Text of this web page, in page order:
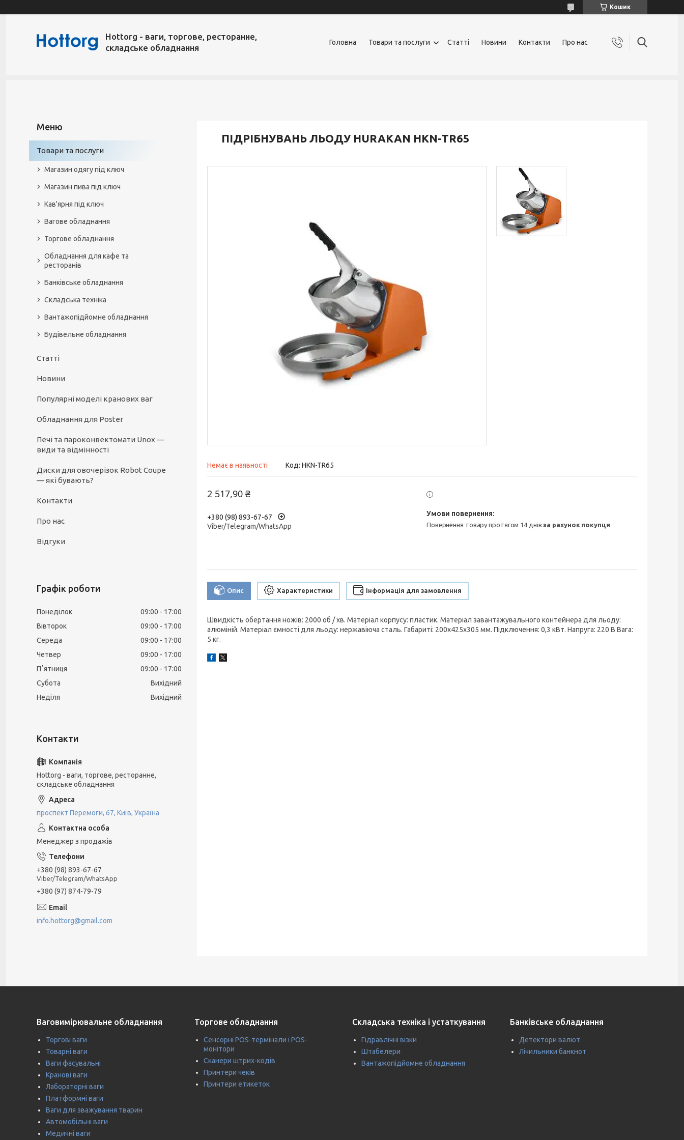
Кошик
Hottorg - ваги, торгове, ресторанне,
складське обладнання
Головна Товари та послуги Статті Новини Контакти Про нас
ПІДРІБНУВАНЬ ЛЬОДУ HURAKAN HKN-TR65
Немає в наявності Код: HKN-TR65
2 517,90 ₴
+380 (98) 893-67-67
Viber/Telegram/WhatsApp
повернення товару протягом 14 днівза рахунок покупця
Опис Характеристики Інформація для замовлення
Швидкість обертання ножів: 2000 об / хв. Матеріал корпусу: пластик. Матеріал завантажувального контейнера для льоду:
алюміній. Матеріал ємності для льоду: нержавіюча сталь. Габариті: 200х425х305 мм. Підключення: 0,3 кВт. Напруга: 220 В Вага:
5 кг.
Товари та послуги
Магазин одягу під ключ
Магазин пива під ключ
Кав'ярня під ключ
Вагове обладнання
Торгове обладнання
Обладнання для кафе та
ресторанів
Банківське обладнання
Складська техніка
Вантажопідйомне обладнання
Будівельне обладнання
Статті
Новини
Популярні моделі кранових ваг
Обладнання для Poster
Печі та пароконвектомати Unox —
види та відмінності
Диски для овочерізок Robot Coupe
— які бувають?
Контакти
Про нас
Відгуки
Графік роботи
Понеділок 09:00
17:00
Вівторок
09:00
17:00
Середа
09:00
17:00
Четвер
09:00
17:00
Пʼятниця
09:00
17:00
Субота
Вихідний
Неділя
Вихідний
Hottorg - ваги, торгове, ресторанне,
складське обладнання
проспект Перемоги, 67, Київ, Україна
Менеджер з продажів
+380 (98) 893-67-67
Viber/Telegram/WhatsApp
+380 (97) 874-79-79
info.hottorg@gmail.com
Ваговимірювальне обладнання
Торгові ваги
Товарні ваги
Ваги фасувальні
Кранові ваги
Лабораторні ваги
Платформні ваги
Ваги для зважування тварин
Автомобільні ваги
Медичні ваги
Торгове обладнання
Сенсорні POS-термінали і POS-
монітори
Сканери штрих-кодів
Принтери чеків
Принтери етикеток
Складська техніка і устаткування
Гідравлічні візки
Штабелери
Вантажопідйомне обладнання
Банківське обладнання
Детектори валют
Лічильники банкнот